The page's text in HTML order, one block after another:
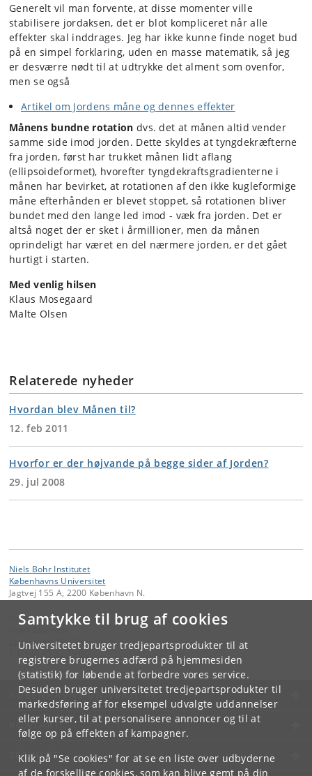
Samtykke til brug af cookies
Universitetet bruger tredjepartsprodukter til at
registrere brugernes adfærd på hjemmesiden
(statistik) for løbende at forbedre vores service.
Desuden bruger universitetet tredjepartsprodukter til
markedsføring af for eksempel udvalgte uddannelser
eller kurser, til at personalisere annoncer og til at
følge op på effekten af kampagner.
Klik på "Se cookies" for at se en liste over udbyderne
af de forskellige cookies, som kan blive gemt på din
Generelt vil man forvente, at disse momenter ville
stabilisere jordaksen, det er blot kompliceret når alle
effekter skal inddrages. Jeg har ikke kunne finde noget bud
på en simpel forklaring, uden en masse matematik, så jeg
er desværre nødt til at udtrykke det alment som ovenfor,
men se også
Artikel om Jordens måne og dennes effekter
Månens bundne rotation dvs. det at månen altid vender
samme side imod jorden. Dette skyldes at tyngdekræfterne
fra jorden, først har trukket månen lidt aflang
(ellipsoideformet), hvorefter tyngdekraftsgradienterne i
månen har bevirket, at rotationen af den ikke kugleformige
måne efterhånden er blevet stoppet, så rotationen bliver
bundet med den lange led imod - væk fra jorden. Det er
altså noget der er sket i årmillioner, men da månen
oprindeligt har været en del nærmere jorden, er det gået
hurtigt i starten.
Med venlig hilsen
Klaus Mosegaard
Malte Olsen
Relaterede nyheder
Hvordan blev Månen til?
12. feb 2011
Hvorfor er der højvande på begge sider af Jorden?
29. jul 2008
Niels Bohr Institutet
Københavns Universitet
Jagtvej 155 A, 2200 København N.
Kontakt:
Peter Laursen
spoerg.om.fysik@ nbi.ku.dk
KØBENHAVNS UNIVERSITET
KONTAKT
SERVICES